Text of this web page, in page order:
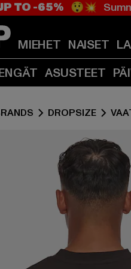
TO -65% 😲💥
MIEHET NAISET
ASUSTEET
DROPSIZE